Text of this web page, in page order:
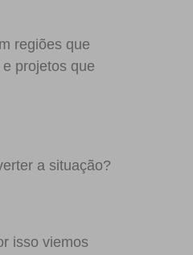
regiões que
projetos que
a situação?
isso viemos